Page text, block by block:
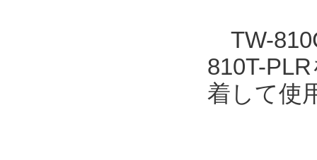
TW-
810T-
着して使